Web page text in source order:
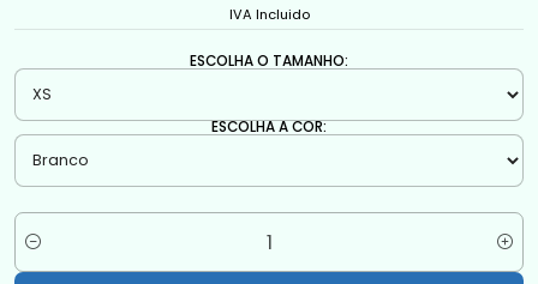
IVA Incluido
ESCOLHA O TAMANHO:
ESCOLHA A COR:
Quantity